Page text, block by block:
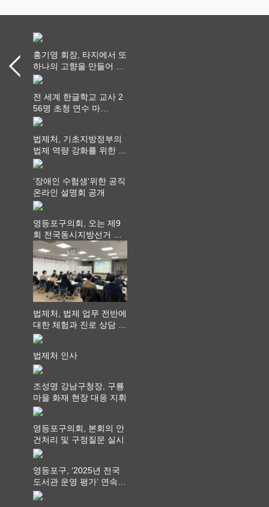
홍기영 회장, 타지에서 또
하나의 고향을 만들어 가
다
전 세계 한글학교 교사 2
56명 초청 연수 마
쳐...“수업은 더 깊게, 교
법제처, 기초지방정부의
법제 역량 강화를 위한 전
라권 현장설명회 개최
‘장애인 수험생‘위한 공직
온라인 설명회 공개
영등포구의회, 오는 제9
회 전국동시지방선거 ‧
"공직사회는 어느 때보다
공정하고 책임 있는 자세
를 지켜야 할 것"
법제처, 법제 업무 전반에
대한 체험과 진로 상담 기
회 제공
법제처 인사
조성명 강남구청장, 구룡
마을 화재 현장 대응 지휘
영등포구의회, 본회의 안
건처리 및 구정질문 실시
영등포구, ‘2025년 전국
도서관 운영 평가’ 연속
최고 영예 장관상에서 ‘대